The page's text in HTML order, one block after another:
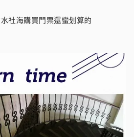
社海購買門票還蠻划算的